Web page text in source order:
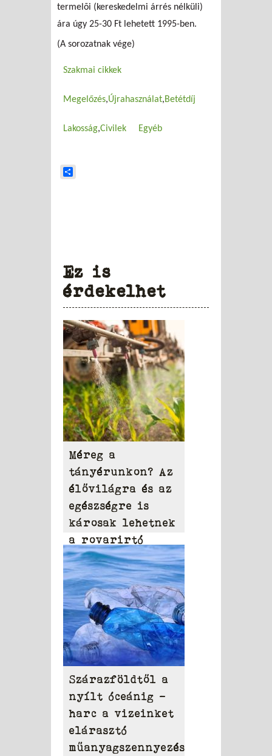
termelõi (kereskedelmi árrés nélküli)
ára úgy 25-30 Ft lehetett 1995-ben.
(A sorozatnak vége)
Szakmai cikkek
Megelőzés Újrahasználat Betétdíj
Lakosság Civilek Egyéb
Ez is
érdekelhet
Méreg a
tányérunkon? Az
élővilágra és az
egészségre is
károsak lehetnek
a rovarirtó
szerek
Szárazföldtől a
nyílt óceánig –
harc a vizeinket
elárasztó
műanyagszennyezés